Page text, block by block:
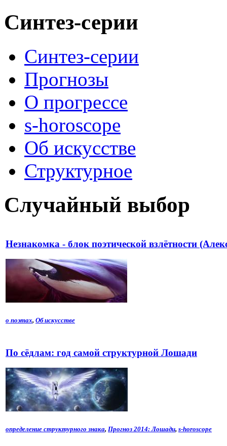
Синтез-серии
Синтез-серии
Прогнозы
О прогрессе
s-horoscope
Об искусстве
Структурное
Случайный выбор
Незнакомка - блок поэтической взлётности
о поэтах, Об искусстве
По сёдлам: год самой структурной Лошади
определение структурного знака, Прогноз 2014: Лошади, s-horoscope